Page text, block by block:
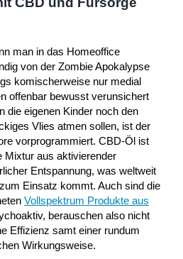
man in das Homeoffice
von der Zombie Apokalypse
komischerweise nur medial
offenbar bewusst verunsichert
die eigenen Kinder noch den
Vlies atmen sollen, ist der
vorprogrammiert. CBD-Öl ist
Mixtur aus aktivierender
Entspannung, was weltweit
Einsatz kommt. Auch sind die
Vollspektrum Produkte aus
berauschen also nicht
Effizienz samt einer rundum
Wirkungsweise.